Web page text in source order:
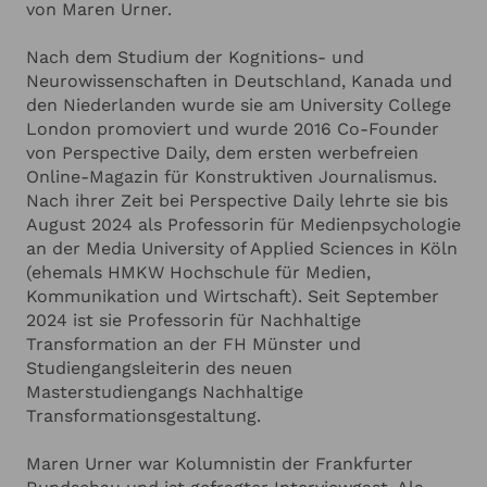
ihr Publikum ein, sich selbst und die eigene
einen Blick über den Tellerrand und das Wechseln
der Perspektive - nicht nur in Bezug auf die
Informationsflut der modernen Medien, die uns zu
überfordern droht.
von Maren Urner.
Nach dem Studium der Kognitions- und
Neurowissenschaften in Deutschland, Kanada und
den Niederlanden wurde sie am University College
London promoviert und wurde 2016 Co-Founder
von Perspective Daily, dem ersten werbefreien
Online-Magazin für Konstruktiven Journalismus.
Nach ihrer Zeit bei Perspective Daily lehrte sie bis
August 2024 als Professorin für Medienpsychologie
an der Media University of Applied Sciences in Köln
(ehemals HMKW Hochschule für Medien,
Kommunikation und Wirtschaft). Seit September
2024 ist sie Professorin für Nachhaltige
Transformation an der FH Münster und
Studiengangsleiterin des neuen
Masterstudiengangs Nachhaltige
Transformationsgestaltung.
Maren Urner war Kolumnistin der Frankfurter
ANGABEN ZU IHRER VERANSTALTUNG
Datenschutzerklärung
Ich stimme zu, dass meine Angaben zur Kontaktaufnahme
und für Rückfragen dauerhaft gespeichert werden.*
Ich möchte in regelmässigen Abständen mit dem LSB
Newsletter über Neuigkeiten informiert werden (Das
Newsletter-Abonnement kann jederzeit beendet werden).
Mehr dazu finden Sie in unserer
Datenschutzerklärung
Abbrechen
Anfrage absenden